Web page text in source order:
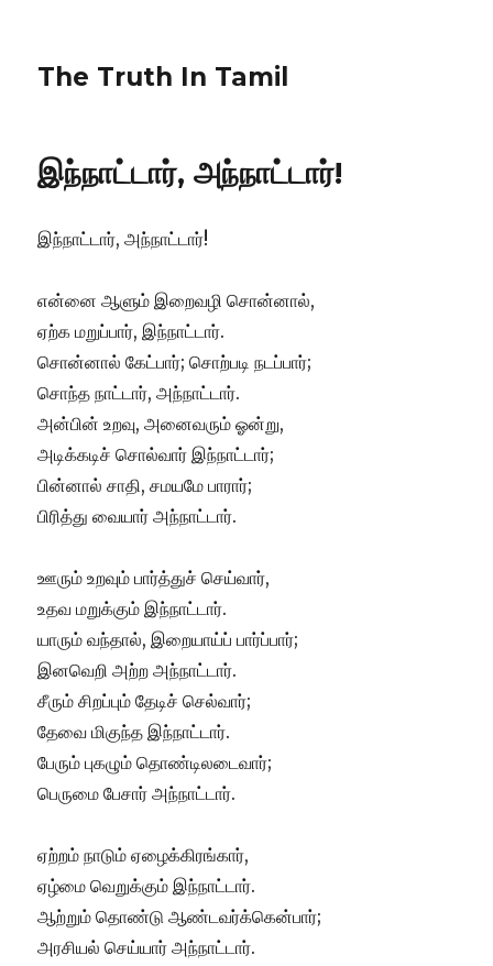
The Truth In Tamil
இந்நாட்டார், அந்நாட்டார்!
இந்நாட்டார், அந்நாட்டார்!
என்னை ஆளும் இறைவழி சொன்னால்,
ஏற்க மறுப்பார், இந்நாட்டார்.
சொன்னால் கேட்பார்; சொற்படி நடப்பார்;
சொந்த நாட்டார், அந்நாட்டார்.
அன்பின் உறவு, அனைவரும் ஓன்று,
அடிக்கடிச் சொல்வார் இந்நாட்டார்;
பின்னால் சாதி, சமயமே பாரார்;
பிரித்து வையார் அந்நாட்டார்.
ஊரும் உறவும் பார்த்துச் செய்வார்,
உதவ மறுக்கும் இந்நாட்டார்.
யாரும் வந்தால், இறையாய்ப் பார்ப்பார்;
இனவெறி அற்ற அந்நாட்டார்.
சீரும் சிறப்பும் தேடிச் செல்வார்;
தேவை மிகுந்த இந்நாட்டார்.
பேரும் புகழும் தொண்டிலடைவார்;
பெருமை பேசார் அந்நாட்டார்.
ஏற்றம் நாடும் ஏழைக்கிரங்கார்,
ஏழ்மை வெறுக்கும் இந்நாட்டார்.
ஆற்றும் தொண்டு ஆண்டவர்க்கென்பார்;
அரசியல் செய்யார் அந்நாட்டார்.